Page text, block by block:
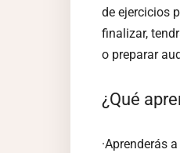
de ejercicios
finalizar,
o preparar
¿Qué
·Aprenderás